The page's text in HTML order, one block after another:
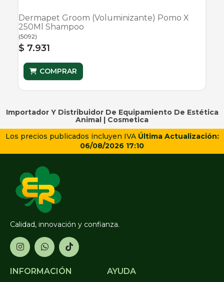
Dermapet Groom (Voluminizante) Pomo X
250Ml Shampoo
(5092)
$ 7.931
COMPRAR
Importador Y Distribuidor De Equipamiento De Estética
Animal | Cosmetica
Los precios publicados incluyen IVA Última Actualización:
06/08/2026 17:10
Calidad, innovación y confianza.
INFORMACIÓN AYUDA